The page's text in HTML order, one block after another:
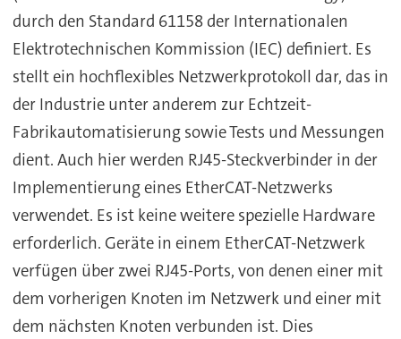
durch den Standard 61158 der Internationalen
Elektrotechnischen Kommission (IEC) definiert. Es
stellt ein hochflexibles Netzwerkprotokoll dar, das in
der Industrie unter anderem zur Echtzeit-
Fabrikautomatisierung sowie Tests und Messungen
dient. Auch hier werden RJ45-Steckverbinder in der
Implementierung eines EtherCAT-Netzwerks
verwendet. Es ist keine weitere spezielle Hardware
erforderlich. Geräte in einem EtherCAT-Netzwerk
verfügen über zwei RJ45-Ports, von denen einer mit
dem vorherigen Knoten im Netzwerk und einer mit
dem nächsten Knoten verbunden ist. Dies